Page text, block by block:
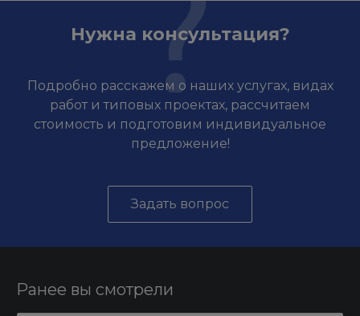
Нужна консультация?
Подробно расскажем о наших услугах, видах
работ и типовых проектах, рассчитаем
стоимость и подготовим индивидуальное
предложение!
Задать вопрос
Ранее вы смотрели